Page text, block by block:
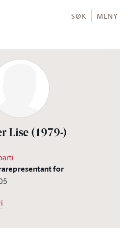
SØK MENY
Lise (1979-)
for